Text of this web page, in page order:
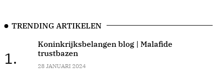
TRENDING ARTIKELEN
1.
Koninkrijksbelangen blog | Malafide
trustbazen
28 JANUARI 2024